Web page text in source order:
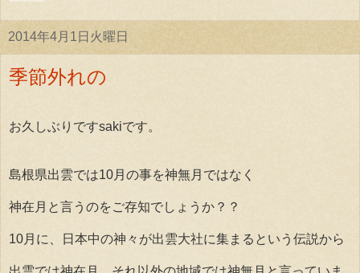
2014年4月1日火曜日
季節外れの
お久しぶりですsakiです。
島根県出雲では10月の事を神無月ではなく
神在月と言うのをご存知でしょうか？？
10月に、日本中の神々が出雲大社に集まるという伝説から